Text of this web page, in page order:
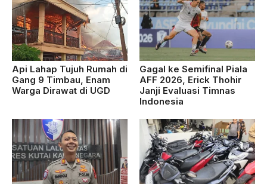
Api Lahap Tujuh Rumah di
Gang 9 Timbau, Enam
Warga Dirawat di UGD
Gagal ke Semifinal Piala
AFF 2026, Erick Thohir
Janji Evaluasi Timnas
Indonesia